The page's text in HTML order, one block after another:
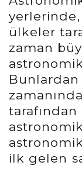
yerlerinde,
ülkeler
zaman
tarafından
ilk gelen